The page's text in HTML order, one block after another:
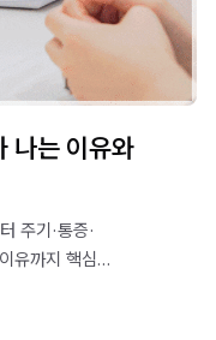
나는 이유와
주기·통증·
유까지 핵심